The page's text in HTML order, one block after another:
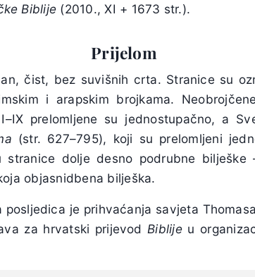
Biblije (2010., XI + 1673 str.).
Prijelom
čist, bez suvišnih crta. Stranice su
i arapskim brojkama.
prelomljene su jednostupačno, a
(str. 627–795), koji su prelomljeni
dolje desno podrubne bilješke
objasnidbena bilješka.
je prihvaćanja savjeta
za hrvatski prijevod Biblijeu